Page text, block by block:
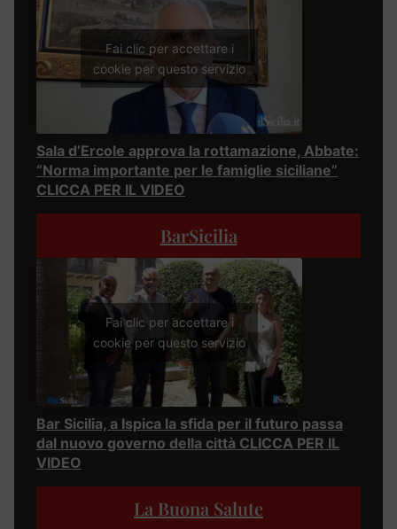
Fai clic per accettare i
cookie per questo servizio
Sala d’Ercole approva la rottamazione, Abbate:
“Norma importante per le famiglie siciliane”
CLICCA PER IL VIDEO
BarSicilia
Fai clic per accettare i
cookie per questo servizio
Bar Sicilia, a Ispica la sfida per il futuro passa
dal nuovo governo della città CLICCA PER IL
VIDEO
La Buona Salute